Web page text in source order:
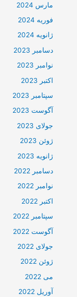
مارس 2024
فوریه 2024
ژانویه 2024
دسامبر 2023
نوامبر 2023
اکتبر 2023
سپتامبر 2023
آگوست 2023
جولای 2023
ژوئن 2023
ژانویه 2023
دسامبر 2022
نوامبر 2022
اکتبر 2022
سپتامبر 2022
آگوست 2022
جولای 2022
ژوئن 2022
می 2022
آوریل 2022